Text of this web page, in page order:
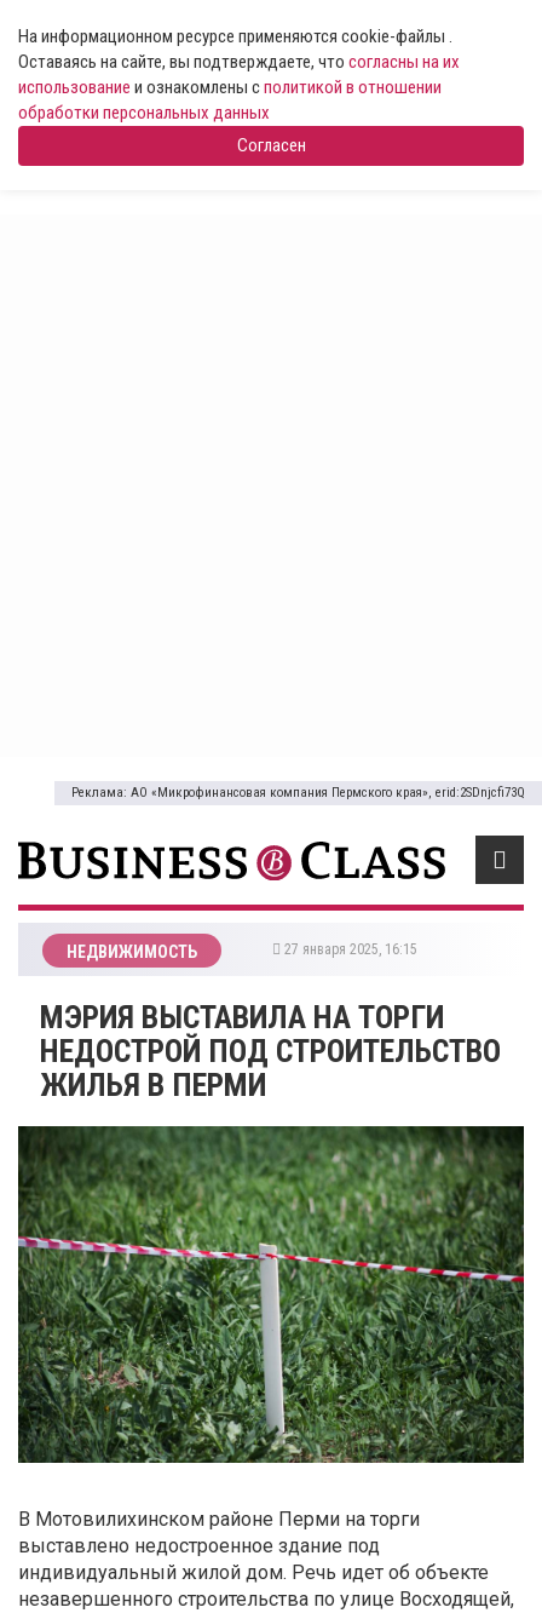
На информационном ресурсе применяются cookie-файлы .
Оставаясь на сайте, вы подтверждаете, что согласны на их
использование и ознакомлены сполитикой в отношении
обработки персональных данных
Согласен
Реклама: АО «Микрофинансовая компания Пермского края», erid:2SDnjcfi73Q
НЕДВИЖИМОСТЬ 27 января 2025, 16:15
МЭРИЯ ВЫСТАВИЛА НА ТОРГИ
НЕДОСТРОЙ ПОД СТРОИТЕЛЬСТВО
ЖИЛЬЯ В ПЕРМИ
В Мотовилихинском районе Перми на торги
выставлено недостроенное здание под
индивидуальный жилой дом. Речь идет об объекте
незавершенного строительства по улице Восходящей,